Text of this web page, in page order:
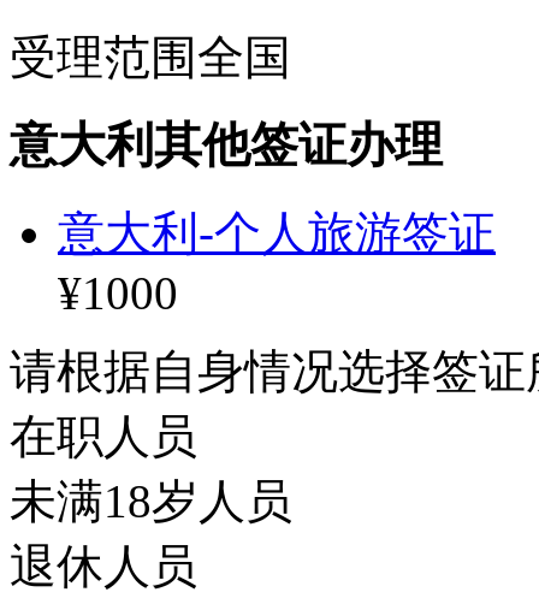
受理范围全国
意大利其他签证办理
意大利-个人旅游签证
¥1000
请根据自身情况选择签
在职人员
未满18岁人员
退休人员